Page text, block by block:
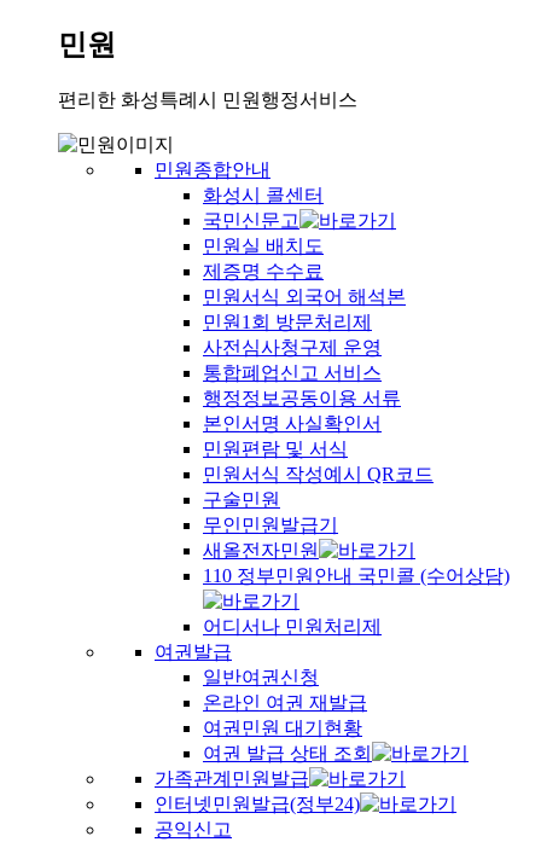
민원
편리한 화성특례시 민원행정서비스
민원종합안내
화성시 콜센터
국민신문고
민원실 배치도
제증명 수수료
민원서식 외국어 해석본
민원1회 방문처리제
사전심사청구제 운영
통합폐업신고 서비스
행정정보공동이용 서류
본인서명 사실확인서
민원편람 및 서식
민원서식 작성예시 QR코드
구술민원
무인민원발급기
새올전자민원
110 정부민원안내 국민콜 (수어상담)
어디서나 민원처리제
여권발급
일반여권신청
온라인 여권 재발급
여권민원 대기현황
여권 발급 상태 조회
가족관계민원발급
인터넷민원발급(정부24)
공익신고